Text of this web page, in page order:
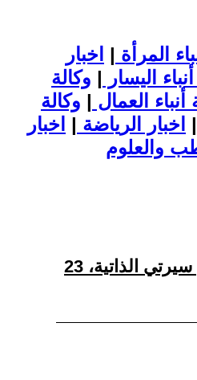
المرأة | اخبار
اليسار | وكالة
أنباء العمال | وكالة
| اخبار الرياضة | اخبار